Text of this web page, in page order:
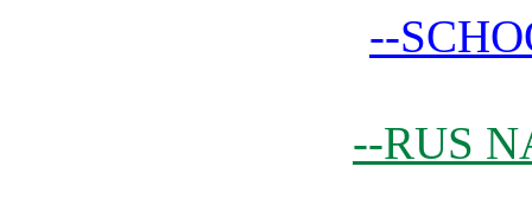
--
--RUS